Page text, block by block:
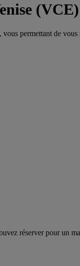
(VCE)
permettant de
réserver pour un